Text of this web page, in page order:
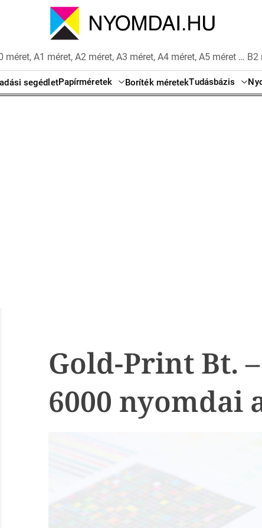
A1 méret, A2 méret, A3 méret, A4 méret, A5 méret …
segédletPapírméretek Boríték méretekTudásbázis
Gold-Print Bt.
6000 nyomdai